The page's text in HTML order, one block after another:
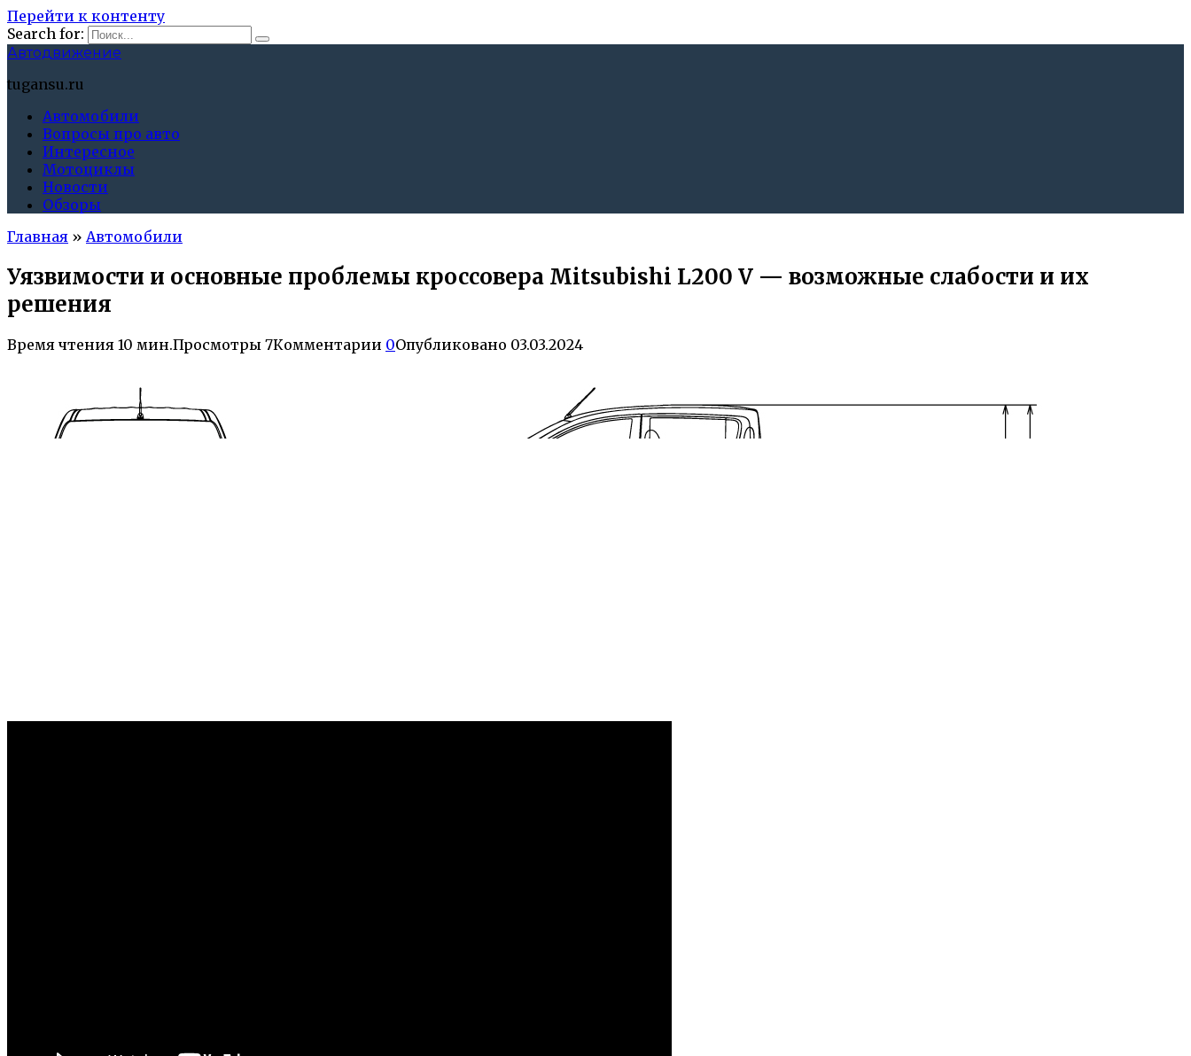
Перейти к контенту
Search for:
Автодвижение
tugansu.ru
Автомобили
Вопросы про авто
Интересное
Мотоциклы
Новости
Обзоры
Главная » Автомобили
Уязвимости и основные проблемы кроссовера Mitsubishi L200 V — возможные слабости и их
решения
Время чтения 10 мин.Просмотры 7Комментарии 0Опубликовано 03.03.2024